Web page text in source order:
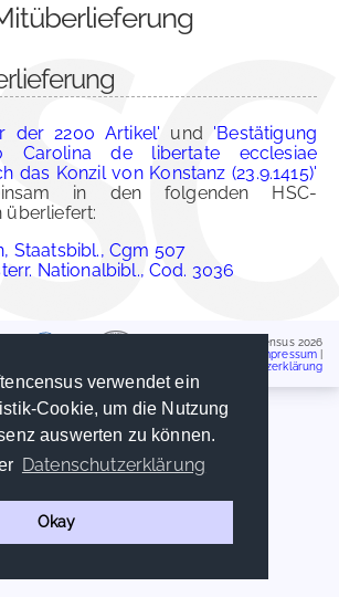
verwendet ein
Cookie, um die Nutzung
auswerten zu können.
Datenschutzerklärung
Okay
der 2200 Artikel' und 'Bestätigung
Carolina de libertate ecclesiae
das Konzil von Konstanz (23.9.1415)'
in den folgenden HSC-
überliefert:
Staatsbibl., Cgm 507
Nationalbibl., Cod. 3036
Handschriftencensus 2026
Impressum
Datenschutzerklärung